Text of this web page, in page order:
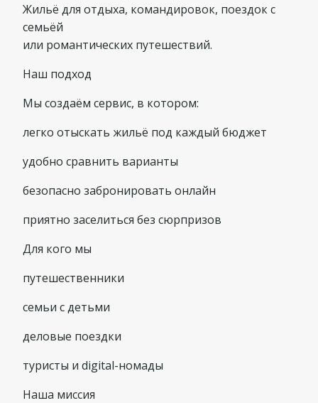
Жильё для отдыха, командировок, поездок с
семьёй
или романтических путешествий.
Наш подход
Мы создаём сервис, в котором:
легко отыскать жильё под каждый бюджет
удобно сравнить варианты
безопасно забронировать онлайн
приятно заселиться без сюрпризов
Для кого мы
путешественники
семьи с детьми
деловые поездки
туристы и digital-номады
Наша миссия